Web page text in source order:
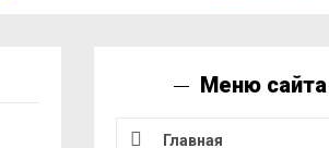
Меню сайта
Главная